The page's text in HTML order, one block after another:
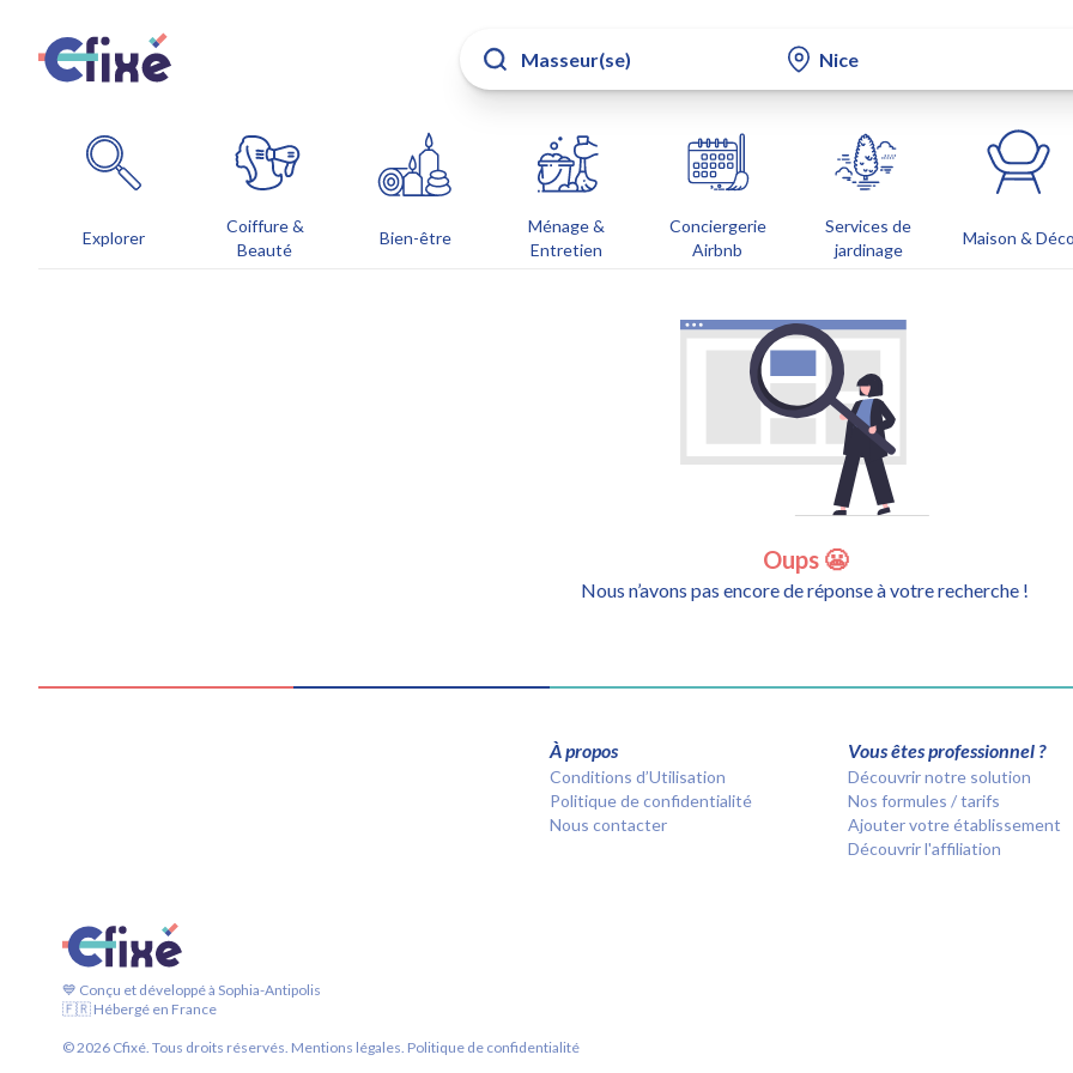
Explorer
Coiffure &
Beauté
Bien-être
Ménage &
Entretien
Conciergerie
Airbnb
Services de
jardinage
Maison & Déco
Oups 😬
Nous n’avons pas encore de réponse à votre recherche !
À propos
Conditions d’Utilisation
Politique de confidentialité
Nous contacter
Vous êtes professionnel ?
Découvrir notre solution
Nos formules / tarifs
Ajouter votre établissement
Découvrir l'affiliation
💙 Conçu et développé à Sophia-Antipolis
🇫🇷 Hébergé en France
©2026 Cfixé. Tous droits réservés. Mentions légales. Politique de confidentialité